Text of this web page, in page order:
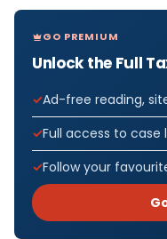
GO PREMIUM
Unlock the Full
Ad-free reading,
Full access to
Follow your